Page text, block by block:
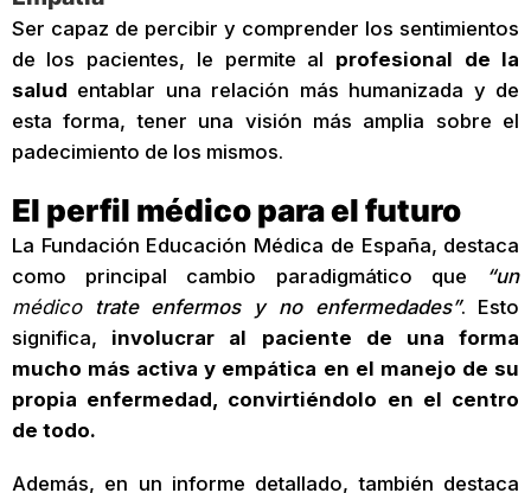
Ser capaz de percibir y comprender los sentimientos
de los pacientes, le permite al profesional de la
salud entablar una relación más humanizada y de
esta forma, tener una visión más amplia sobre el
padecimiento de los mismos.
El perfil médico para el futuro
La Fundación Educación Médica de España, destaca
como principal cambio paradigmático que
“un
médicotrate enfermos y no enfermedades”. Esto
significa, involucrar al paciente de una forma
mucho más activa y empática en el manejo de su
propia enfermedad, convirtiéndolo en el centro
de todo.
Además, en un informe detallado, también destaca